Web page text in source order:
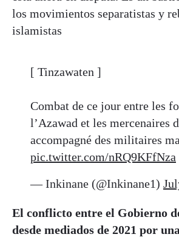
los movimientos separatistas y
islamistas
[ Tinzawaten ]
Combat de ce jour entre les
l’Azawad et les mercenaires
accompagné des militaires
pic.twitter.com/nRQ9KFfNza
— Inkinane (@Inkinane1)
El conflicto entre el Gobierno
desde mediados de 2021 por